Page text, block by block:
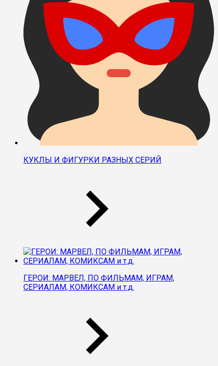
КУКЛЫ И ФИГУРКИ РАЗНЫХ СЕРИЙ
ГЕРОИ: МАРВЕЛ, ПО ФИЛЬМАМ, ИГРАМ,
СЕРИАЛАМ, КОМИКСАМ и т.д.